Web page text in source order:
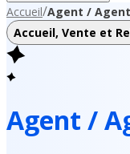
Accueil/Agent /
Accueil, Vente et
Agent /